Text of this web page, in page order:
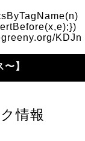
KDJn
】
情報